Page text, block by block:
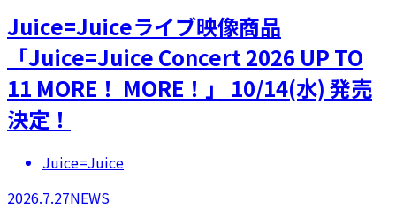
Juice=Juiceライブ映像商品
「Juice=Juice Concert 2026 UP TO
11 MORE！ MORE！」 10/14(水) 発売
決定！
Juice=Juice
2026.7.27NEWS